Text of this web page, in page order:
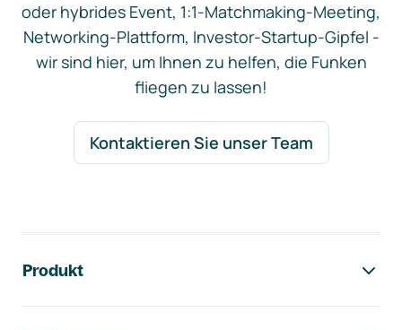
oder hybrides Event, 1:1-Matchmaking-Meeting,
Networking-Plattform, Investor-Startup-Gipfel -
wir sind hier, um Ihnen zu helfen, die Funken
fliegen zu lassen!
Kontaktieren Sie unser Team
Produkt